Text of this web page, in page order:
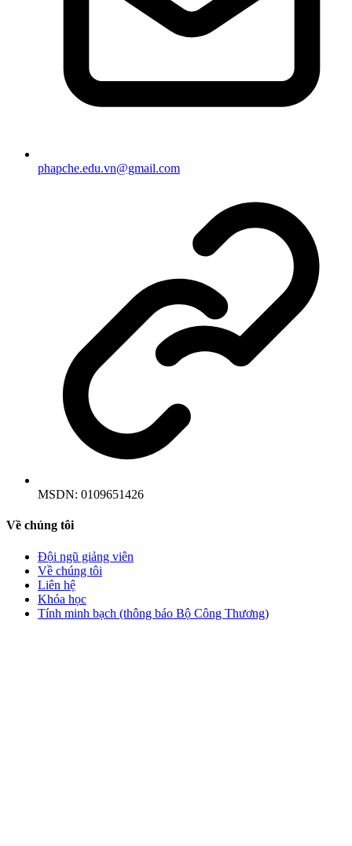
phapche.edu.vn@gmail.com
MSDN: 0109651426
Về chúng tôi
Đội ngũ giảng viên
Về chúng tôi
Liên hệ
Khóa học
Tính minh bạch (thông báo Bộ Công Thương)